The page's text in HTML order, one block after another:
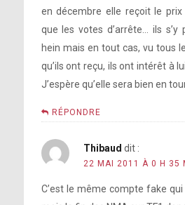
en décembre elle reçoit le
que les votes d’arrête… ils s’y
hein mais en tout cas, vu tous
qu’ils ont reçu, ils ont intérêt à
J’espère qu’elle sera bien en
RÉPONDRE
Thibaud dit :
22 MAI 2011 À 0 H 35
C’est le même compte fake qui